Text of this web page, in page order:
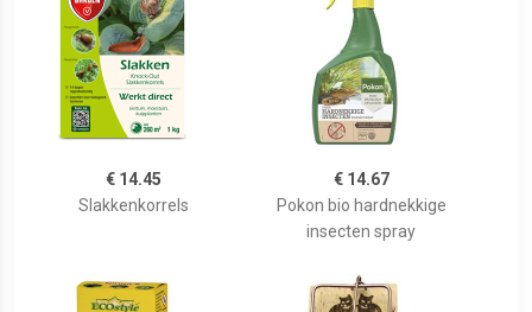
€ 14.45
Slakkenkorrels
€ 14.67
Pokon bio hardnekkige
insecten spray